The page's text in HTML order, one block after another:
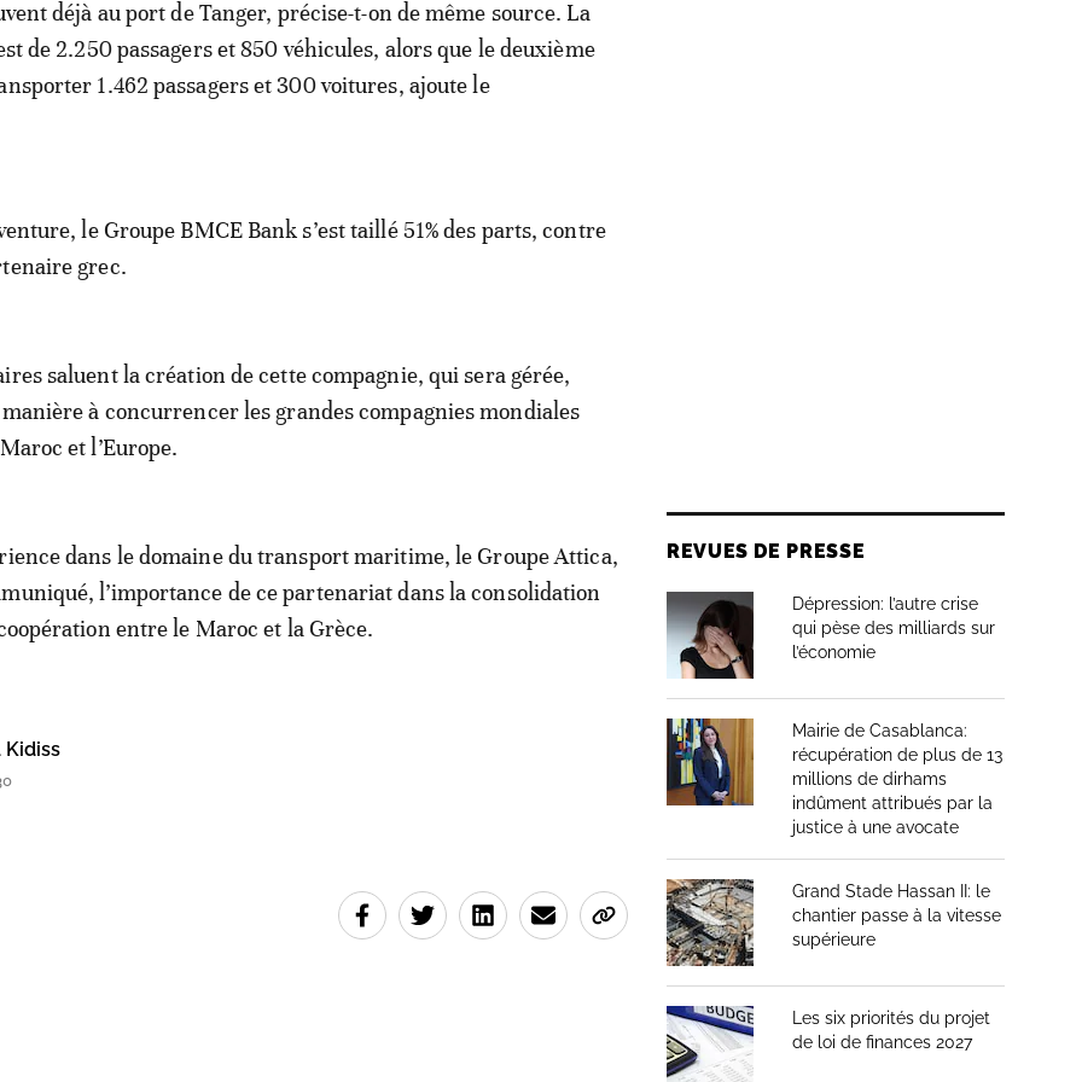
déjà au port de Tanger, précise-t-on de même source. La
de 2.250 passagers et 850 véhicules, alors que le deuxième
1.462 passagers et 300 voitures, ajoute le
le Groupe BMCE Bank s’est taillé 51% des parts, contre
grec.
saluent la création de cette compagnie, qui sera gérée,
à concurrencer les grandes compagnies mondiales
et l’Europe.
dans le domaine du transport maritime, le Groupe Attica,
l’importance de ce partenariat dans la consolidation
entre le Maroc et la Grèce.
REVUES DE PRESSE
Dépression: l’autre crise
qui pèse des milliards sur
l’économie
Mairie de Casablanca:
récupération de plus de 13
millions de dirhams
indûment attribués par la
justice à une avocate
Grand Stade Hassan II: le
chantier passe à la vitesse
supérieure
Les six priorités du projet
de loi de finances 2027